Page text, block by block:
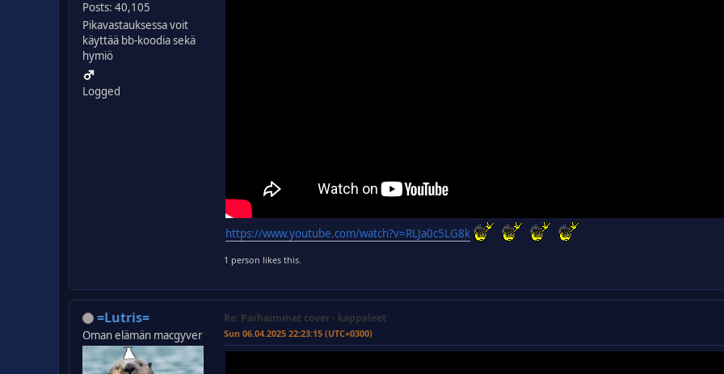
Posts: 40,105
Pikavastauksessa voit
käyttää bb-koodia sekä
hymiö
Logged
https://www.youtube.com/watch?v=RLJa0c5LG8k
1 person likes this.
=Lutris=
Oman elämän macgyver
Re: Parhaimmat cover - kappaleet
Sun 06.04.2025 22:23:15 (UTC+0300)